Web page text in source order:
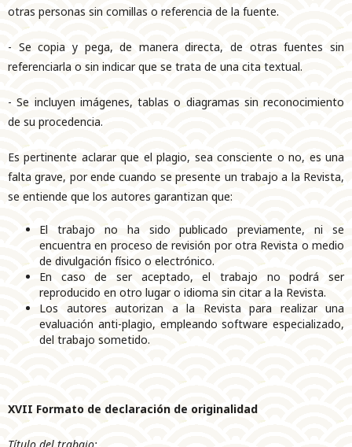
otras personas sin comillas o referencia de la fuente.
- Se copia y pega, de manera directa, de otras fuentes sin
referenciarla o sin indicar que se trata de una cita textual.
- Se incluyen imágenes, tablas o diagramas sin reconocimiento
de su procedencia.
Es pertinente aclarar que el plagio, sea consciente o no, es una
falta grave, por ende cuando se presente un trabajo a la Revista,
se entiende que los autores garantizan que:
El trabajo no ha sido publicado previamente, ni se
encuentra en proceso de revisión por otra Revista o medio
de divulgación físico o electrónico.
En caso de ser aceptado, el trabajo no podrá ser
reproducido en otro lugar o idioma sin citar a la Revista.
Los autores autorizan a la Revista para realizar una
evaluación anti-plagio, empleando software especializado,
del trabajo sometido.
XVII Formato de declaración de originalidad